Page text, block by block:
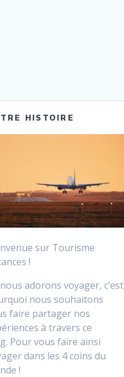
HISTOIRE
sur Tourisme
!
adorons voyager, c’est
nous souhaitons
faire partager nos
à travers ce
Pour vous faire ainsi
dans les 4 coins du
!